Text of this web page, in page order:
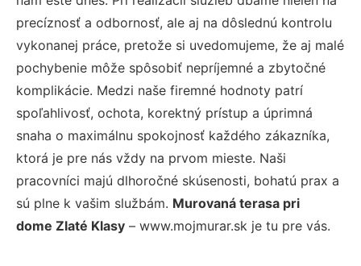
precíznosť a odbornosť, ale aj na dôslednú kontrolu
vykonanej práce, pretože si uvedomujeme, že aj malé
pochybenie môže spôsobiť nepríjemné a zbytočné
komplikácie. Medzi naše firemné hodnoty patrí
spoľahlivosť, ochota, korektný prístup a úprimná
snaha o maximálnu spokojnosť každého zákazníka,
ktorá je pre nás vždy na prvom mieste. Naši
pracovníci majú dlhoročné skúsenosti, bohatú prax a
sú plne k vašim službám. Murovaná terasa pri
dome Zlaté Klasy – www.mojmurar.sk je tu pre vás.